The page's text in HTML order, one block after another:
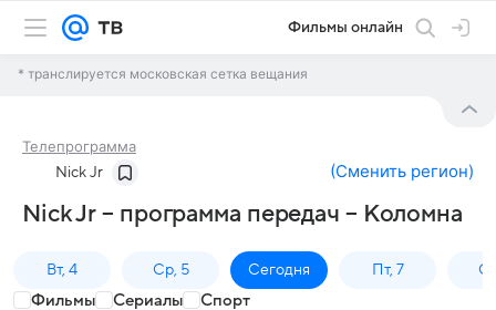
Фильмы онлайн
* транслируется московская сетка вещания
Телепрограмма
Nick Jr (Сменить регион)
Nick Jr – программа передач – Коломна
Вт, 4 Ср, 5 Сегодня Пт, 7
Фильмы Сериалы Спорт